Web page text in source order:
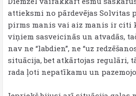
attieksmi no pārdevējas Solvitas
pirms manis vai aiz manis ir citi
viņiem sasveicinās un atvadās,
nav ne “labdien”, ne “uz
situācija, bet atkārtojas regulāri,
rada ļoti nepatīkamu un